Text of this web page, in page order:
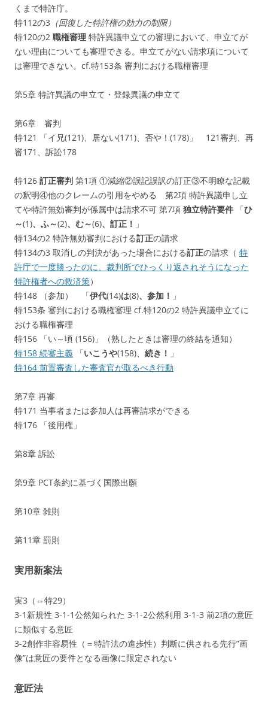
くまで特許庁。
特112の3 （回復した特許権の効力の制限）
特120の2 職権審理 特許異議申立ての審理において、申立てが
ない理由についても審理できる。申立てがない請求項について
は審理できない。cf.特153条 審判における職権審理
第5章 特許異議の申立て・登録異議の申立て
第6章 審判
特121 「イ兄(121)、居ない(171)、否や！(178)」 121審判、再
審171、訴訟178
特126 訂正審判 第1項 ①減縮②誤記誤訳の訂正③不明瞭な記載
の釈明④他のクレームの引用をやめる 第2項 特許異議申し立
てや特許無効審判が係属中は請求不可 第7項 独立特許要件 「ひ
～(1)、ふ～(2)、む～(6)、訂正！ 」
特134の2 特許無効審判における訂正の請求
特134の3 取消しの判決があった場合における訂正の請求（ 特
許庁で一度勝ったのに、裁判所でひっくり返されそうになった
特許権者への救済策）
特148 （参加） 「伊代(14)は(8)、参加！ 」
特153条 審判における職権審理 cf.特120の2 特許異議申立てに
おける職権審理
特156 「い～頃 (156)」（熟したときは審理の終結を通知）
特158 続審主義 「いこうや(158)、 続き！ 」
特164 前置審査した審査官が取るべき行動
第7章 再審
特171 当事者または参加人は再審請求ができる
特176 「後用権」
第8章 訴訟
第9章 PCT条約に基づく国際出願
第10章 雑則
第11章 罰則
実用新案法
実3（⇔特29）
3-1新規性 3-1-1公然知られた 3-1-2公然利用 3-1-3 前2項の意匠
に類似する意匠
3-2創作非容易性（＝特許法の進歩性）判断に供される先行”画
像”は意匠の要件となる画像に限定されない
意匠法